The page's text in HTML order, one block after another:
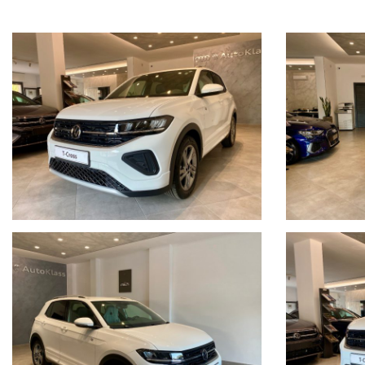
- 5W5W Colore Smoky Grey Metallizzato
- SWJ App Connect con funzione Wireless, per Apple e Android
- 1S1 Attrezzi di Bordo
- 4I3 Keyless Entry & Go
- PF3 IQ Drive Pack
- 0Q0Q Colore Pure White
- PJK Cerchi in lega Manila 6,5J X 17 Black con superf diamantat
- 9AK Climatronic a 2 zone Air Care
- 7X2 Park Pilot - Sensori di parcheggio anteriori e posteriori
- RBB Radio Ready 2 Discover
- YOR Ready for we connect e we connect plus
- 1G6 Ruota di scorta in acciaio di dim ridotte 6J X 16
- PES Sistema protettivo passeggeri pro-attivo
- W18 Tech Pack
- 9ZV Telefonia Comfort, senza collegamento per antenna
- KA1Videocamera per retromarcia Rear View
- EA5 Volkswagen Extratime 2 Anni
*** VARI COLORI DISPONIBILI ***